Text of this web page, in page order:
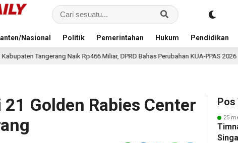
Nasional Politik Pemerintahan Hukum Pendidikan
Miliar, DPRD Bahas Perubahan KUA-PPAS 2026 40 menit lalu
Golden Rabies Center
Pos
25